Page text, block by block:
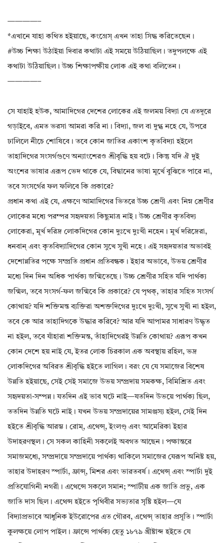
————–
*এখানে যাহা কথিত হইয়াছে, কংগ্রেস্ এখন তাহা সিদ্ধ করিতেছেন।
#উচ্চ শিক্ষা উঠাইয়া দিবার কথাটা এই সময়ে উঠিয়াছিল। তদুপলক্ষে এই
কথাটা উঠিয়াছিল। উচ্চ শিক্ষাপক্ষীয় লোক এই কথা বলিতেন।
————–
সে যাহাই হউক, আমাদিগের দেশের লোকের এই জলময় বিদ্যা যে এতদূরে
গড়াইবে, এমত ভরসা আমরা করি না। বিদ্যা, জল বা দুগ্ধ নহে যে, উপরে
ঢালিলে নীচে শোষিবে। তবে কোন জাতির একাংশ কৃতবিদ্যা হইলে
তাহাদিগের সংসর্গগুণে অন্যাংশেরও শ্রীবৃদ্ধি হয় বটে। কিন্তু যদি ঐ দুই
অংশের ভাষার এরূপ ভেদ থাকে যে, বিদ্বানের ভাষা মূর্খে বুঝিতে পারে না,
তবে সংসর্গের ফল ফলিবে কি প্রকারে?
প্রধান কথা এই যে, এক্ষণে আমাদিগের ভিতরে উচ্চ শ্রেণী এবং নিম্ন শ্রেণীর
লোকের মধ্যে পরম্পর সহৃদয়তা কিছুমাত্র নাই। উচ্চ শ্রেণীর কৃতবিদ্য
লোকেরা, মূর্খ দরিদ্র লোকদিগের কোন দুঃখে দুঃখী নহেন। মূর্খ দরিদ্রেরা,
ধনবান্ এবং কৃতবিদ্যাদিগের কোন সুখে সুখী নহে। এই সহৃদয়তার অভাবই
দেশোন্নতির পক্ষে সম্প্রতি প্রধান প্রতিবন্ধক। ইহার অভাবে, উভয় শ্রেণীর
মধ্যে দিন দিন অধিক পার্থক্য জন্মিতেছে। উচ্চ শ্রেণীর সহিত যদি পার্থক্য
জন্মিল, তবে সংসর্গ-ফল জন্মিবে কি প্রকারে? যে পৃথক্, তাহার সহিত সংসর্গ
কোথায়? যদি শক্তিমন্ত ব্যক্তিরা অশক্তদিগের দুঃখে দুঃখী, সুখে সুখী না হইল,
তবে কে আর তাহাদিগকে উদ্ধার করিবে? আর যদি আপামর সাধারণ উদ্ধৃত
না হইল, তবে যাঁহারা শক্তিমন্ত, তাঁহাদিগেরই উন্নতি কোথায়? এরূপ কখন
কোন দেশে হয় নাই যে, ইতর লোক চিরকাল এক অবস্থায় রহিল, ভদ্র
লোকদিগের অবিরত শ্রীবৃদ্ধি হইতে লাগিল। বরং যে যে সমাজের বিশেষ
উন্নতি হইয়াছে, সেই সেই সমাজে উভয় সম্প্রদায় সমকক্ষ, বিমিশ্রিত এবং
সহৃদয়তা-সম্পন্ন। যতদিন এই ভাব ঘটে নাই—যতদিন উভয়ে পার্থক্য ছিল,
ততদিন উন্নতি ঘটে নাই। যখন উভয় সম্প্রদায়ের সামঞ্জস্য হইল, সেই দিন
হইতে শ্রীবৃদ্ধি আরম্ভ। রোম্, এথেন্স্, ইংলণ্ড্ এবং আমেরিকা ইহার
উদাহরণস্থল। সে সকল কাহিনী সকলেই অবগত আছেন। পক্ষান্তরে
সমাজমধ্যে, সম্প্রদায়ে সম্প্রদায়ে পার্থক্য থাকিলে সমাজের যেরূপ অনিষ্ট হয়,
তাহার উদাহরণ স্পার্টা, ফ্রান্স্, মিশর এবং ভারতবর্ষ। এথেন্স্ এবং স্পার্টা দুই
প্রতিযোগিনী নগরী। এথেন্সে সকলে সমান; স্পার্টীয় এক জাতি প্রভু, এক
জাতি দাস ছিল। এথেন্স হইতে পৃথিবীর সভ্যতার সৃষ্টি হইল—যে
বিদ্যাপ্রভাবে আধুনিক ইউরোপের এত গৌরব, এথেন্স্ তাহার প্রসূতি। স্পার্টা
কুলক্ষয়ে লোপ পাইল। ফ্রান্সে পার্থক্য হেতু ১৮৭৯ খ্রীষ্টাব্দ হইতে যে